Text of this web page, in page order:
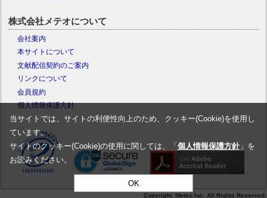
株式会社メテオについて
会社案内
本サイトについて
文献配信契約のご案内
リンクについて
会員規約
個人情報保護方針
Copyright. Meteo Inc. All Rights Reserved.
当サイトでは、サイトの利便性向上のため、クッキー(Cookie)を使用し
ています。
サイトのクッキー(Cookie)の使用に関しては、「 個人情報保護方針」を
お読みください。
OK